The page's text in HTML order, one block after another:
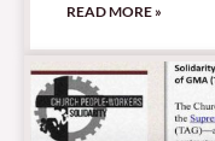
READ MORE »